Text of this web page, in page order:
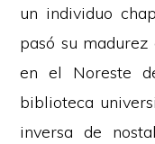
un individuo
pasó su
en el Noreste
biblioteca
inversa de